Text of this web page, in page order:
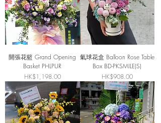
開張花籃 Grand Opening
Basket PHLPUR
價格
HK$1,198.00
氣球花盒 Balloon Rose Table
Box BD-PKSMILE(S)
價格
HK$908.00